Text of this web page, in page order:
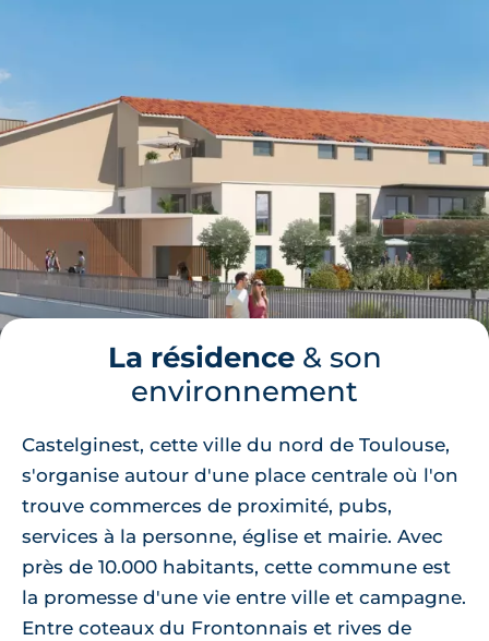
La résidence& son
environnement
Castelginest, cette ville du nord de Toulouse,
s'organise autour d'une place centrale où l'on
trouve commerces de proximité, pubs,
services à la personne, église et mairie. Avec
près de 10.000 habitants, cette commune est
la promesse d'une vie entre ville et campagne.
Entre coteaux du Frontonnais et rives de